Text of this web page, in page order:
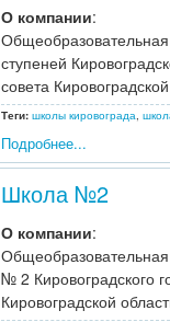
О компании:
ступеней
совета
Теги: школы кировограда
Подробнее...
Школа №2
О компании:
№ 2 Кировоградского
Кировоградской